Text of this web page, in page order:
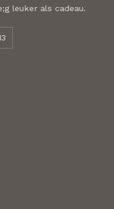
leuker als cadeau.